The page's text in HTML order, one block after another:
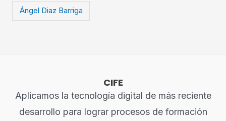
Ángel Diaz Barriga
CIFE
Aplicamos la tecnología digital de más reciente
desarrollo para lograr procesos de formación